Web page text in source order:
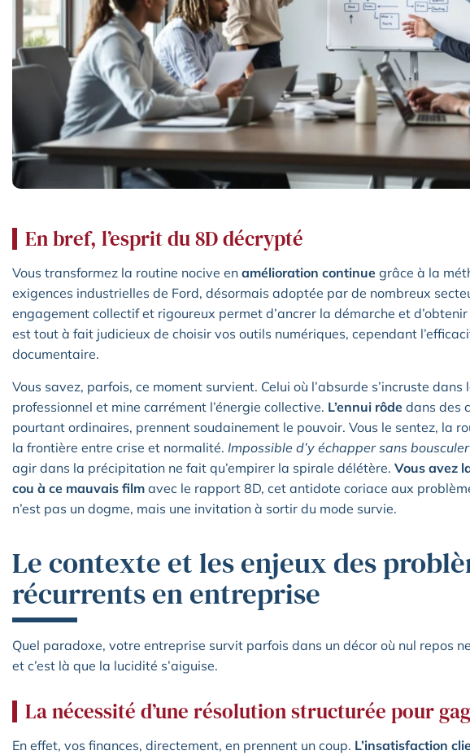
En bref, l’esprit du 8D décrypté
Vous transformez la routine nocive en amélioration continue grâce à la
exigences industrielles de Ford, désormais adoptée par de nombreux
engagement collectif et rigoureux permet d’ancrer la démarche et d’obtenir
est tout à fait judicieux de choisir vos outils numériques, cependant
documentaire.
Vous savez, parfois, ce moment survient. Celui où l’absurde s’incruste dans
professionnel et mine carrément l’énergie collective. L’ennui rôde dans des
pourtant ordinaires, prennent soudainement le pouvoir. Vous le sentez, la
la frontière entre crise et normalité. Impossible d’y échapper sans
agir dans la précipitation ne fait qu’empirer la spirale délétère. Vous avez
cou à ce mauvais film avec le rapport 8D, cet antidote coriace aux
n’est pas un dogme, mais une invitation à sortir du mode survie.
Le contexte et les enjeux des
récurrents en entreprise
Quel paradoxe, votre entreprise survit parfois dans un décor où nul repos
et c’est là que la lucidité s’aiguise.
La nécessité d’une résolution structurée pour
En effet, vos finances, directement, en prennent un coup. L’insatisfaction